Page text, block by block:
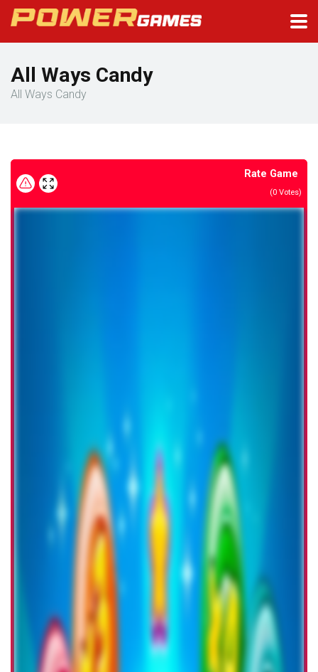
All Ways Candy
All Ways Candy
Rate Game
(0 Votes)